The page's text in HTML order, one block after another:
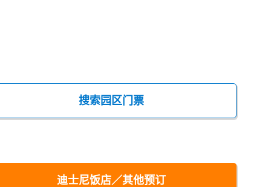
搜索园区门票
迪士尼饭店／其他预订